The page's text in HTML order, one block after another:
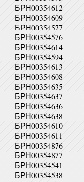
БРН00354612
БРН00354609
БРН00354577
БРН00354576
БРН00354614
БРН00354594
БРН00354613
БРН00354608
БРН00354635
БРН00354637
БРН00354636
БРН00354638
БРН00354610
БРН00354611
БРН00354876
БРН00354877
БРН00354541
БРН00354538